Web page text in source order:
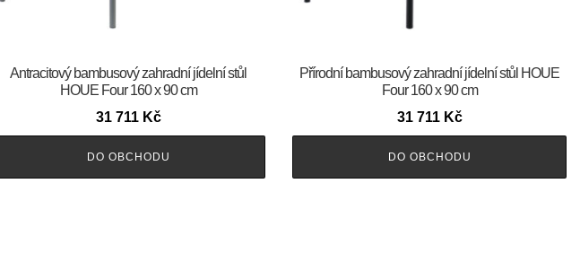
Antracitový bambusový zahradní jídelní stůl
HOUE Four 160 x 90 cm
31 711 Kč
DO OBCHODU
Přírodní bambusový zahradní jídelní stůl HOUE
Four 160 x 90 cm
31 711 Kč
DO OBCHODU